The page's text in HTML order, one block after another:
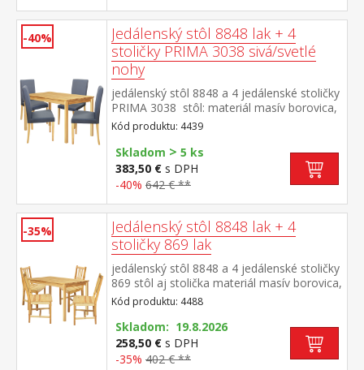
-40%
Jedálenský stôl 8848 lak + 4
stoličky PRIMA 3038 sivá/svetlé
nohy
jedálenský stôl 8848 a 4 jedálenské stoličky
PRIMA 3038 stôl: materiál masív borovica,
lakované prevedenie stolička: textilný poťah,
farebné prevedenie sivá nohy materiál
masív, lakované prevedenie výška sedu
stoličky 47 cm rozmer stola (š/h/v): 118 ×
75 × 73 cm rozmer stoličky (š/h/v): 45 × 55
Kód produktu: 4439
Skladom > 5 ks
383,50 € s DPH
-40% 642 € **
-35%
Jedálenský stôl 8848 lak + 4
stoličky 869 lak
jedálenský stôl 8848 a 4 jedálenské stoličky
869 stôl aj stolička materiál masív borovica,
lakované prevedenie výška sedu stoličky 45
cm rozmer stola (š/h/v): 118 × 75 × 73
cm rozmer stoličky (š/h/v): 42 × 42 × 92 cm
Kód produktu: 4488
Skladom: 19.8.2026
258,50 € s DPH
-35% 402 € **